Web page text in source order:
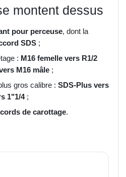
montent dessus
pour perceuse, dont la
SDS ;
: M16 femelle vers R1/2
M16 mâle ;
gros calibre : SDS-Plus vers
1"1/4;
de carottage.